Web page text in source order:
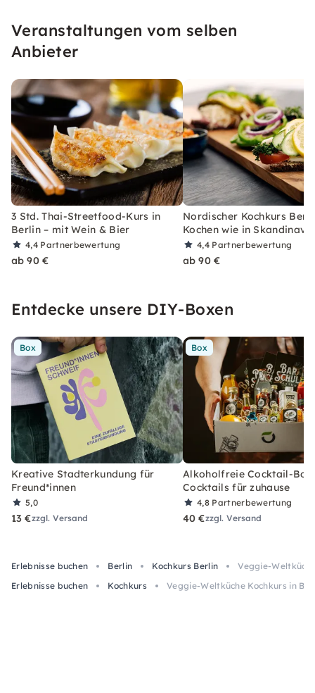
Veranstaltungen vom selben
Anbieter
3 Std. Thai-Streetfood-Kurs in
Berlin – mit Wein & Bier
4,4 Partnerbewertung
ab 90 €
Nordischer Kochkurs
Kochen wie in
4,4 Partnerbewertung
ab 90 €
Entdecke unsere DIY-Boxen
Box
Kreative Stadterkundung für
Freund*innen
5,0
13 €zzgl. Versand
Box
Alkoholfreie Cocktail-Box
Cocktails für zuhause
4,8 Partnerbewertung
40 €zzgl. Versand
Erlebnisse buchen Berlin Kochkurs Berlin
Veggie-
Erlebnisse buchen
Kochkurs Veggie-Weltküche Kochkurs in